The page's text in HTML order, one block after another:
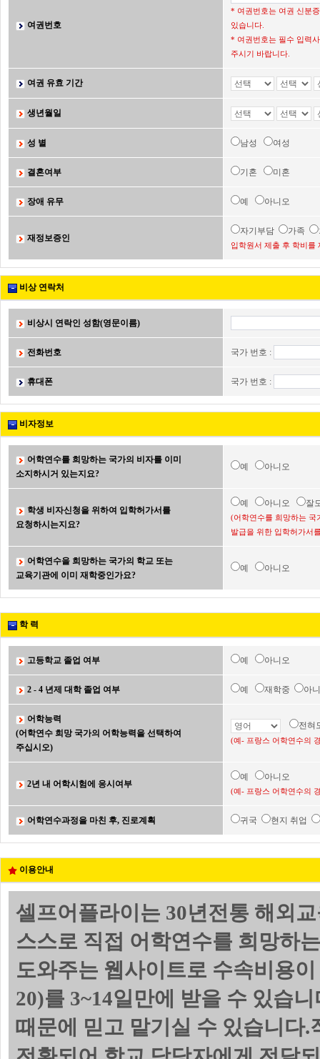
여권번호
* 여권번호는 여권 신분
있습니다.
* 여권번호는 필수 입력
주시기 바랍니다.
여권 유효 기간
생년월일
성 별 남성 여성
결혼여부 기혼 미혼
장애 유무 예 아니오
재정보증인
자기부담 가족
입학원서 제출 후 학비를
비상 연락처
비상시 연락인 성함(영문이름)
전화번호 국가 번호 :
휴대폰 국가 번호 :
비자정보
어학연수를 희망하는 국가의 비자를 이미
소지하시거 있는지요?
예 아니오
학생 비자신청을 위하여 입학허가서를
요청하시는지요?
예 아니오 잘
(어학연수를 희망하는 국
발급을 위한 입학허가서
어학연수을 희망하는 국가의 학교 또는
교육기관에 이미 재학중인가요?
예 아니오
학 력
고등학교 졸업 여부 예 아니오
2 - 4 년제 대학 졸업 여부 예 재학중 아
어학능력
(어학연수 희망 국가의 어학능력을 선택하여
주십시오)
전
(예- 프랑스 어학연수의
2년 내 어학시험에 응시여부
예 아니오
(예- 프랑스 어학연수의
어학연수과정을 마친 후, 진로계획 귀국 현지 취업
이용안내
셀프어플라이는 30년전통 해외
스스로 직접 어학연수를 희망하
도와주는 웹사이트로 수속비용
20)를 3~14일만에 받을 수 있습
때문에 믿고 맡기실 수 있습니다.